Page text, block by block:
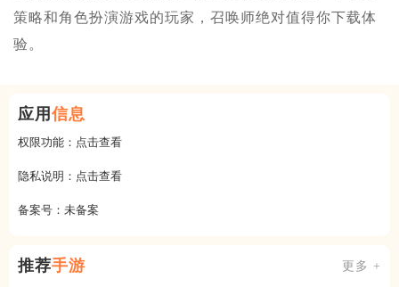
策略和角色扮演游戏的玩家，召唤师绝对值得你下载体
验。
应用 信息
权限功能： 点击查看
隐私说明： 点击查看
备案号： 未备案
推荐手游 更多 +